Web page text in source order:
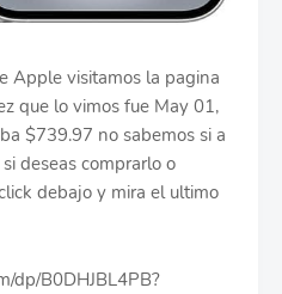
Apple visitamos la pagina
que lo vimos fue May 01,
$739.97 no sabemos si a
deseas comprarlo o
debajo y mira el ultimo
dp/B0DHJBL4PB?